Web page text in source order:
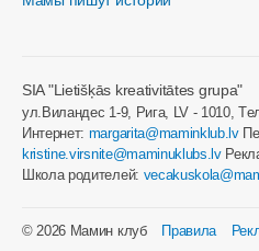
SIA "Lietišķās kreativitātes grupa"
ул.Виландес 1-9, Рига, LV - 1010,
Интернет: margarita@maminklub.lv
kristine.virsnite@maminuklubs.lv
Школа родителей:
© 2026 Мамин клуб Правила